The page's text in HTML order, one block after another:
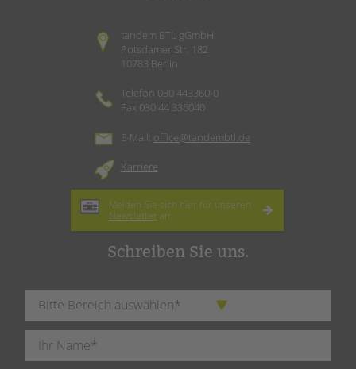
tandem BTL gGmbH
Potsdamer Str. 182
10783 Berlin
Telefon 030 443360-0
Fax 030 44 336040
E-Mail: office@tandembtl.de
Karriere
Melden Sie sich hier für unseren
Newsletter an.
Schreiben Sie uns.